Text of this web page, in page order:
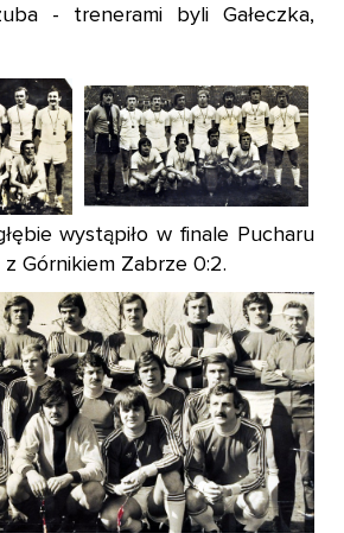
- trenerami byli Gałeczka,
wystąpiło w finale Pucharu
z Górnikiem Zabrze 0:2.